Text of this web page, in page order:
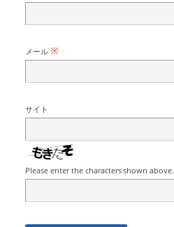
メール ※
サイト
Please enter the characters shown above.